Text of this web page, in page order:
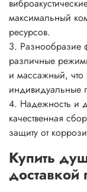
максимальный
ресурсов.
3. Разнообразие
различные
и массажный, что
индивидуальные
4. Надежность и
качественная
защиту от
Купить